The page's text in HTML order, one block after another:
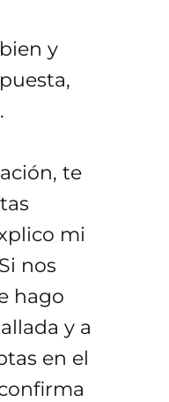
y
te
mi
nos
hago
y a
en el